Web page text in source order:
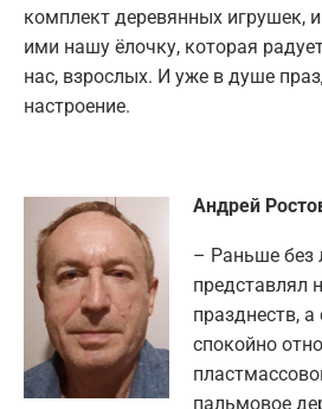
комплект деревянных игрушек,
ими нашу ёлочку, которая
нас, взрослых. И уже в душе
настроение.
Андрей
– Раньше без
представлял
празднеств, а
спокойно
пальмовое